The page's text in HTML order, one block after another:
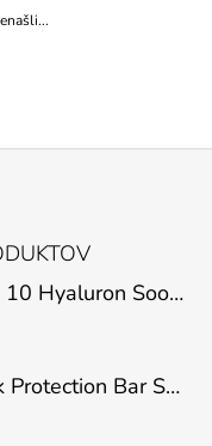
ANUA – Azelaic Acid 10 Hyaluron Soothing Serum – 30 ml
Abib - Quick Sunstick Protection Bar SPF50+ PA++++ 22g